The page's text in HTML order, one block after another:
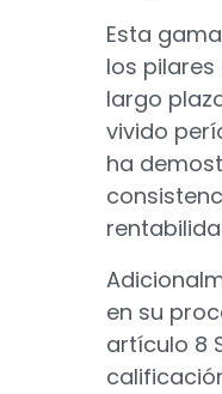
Esta
los
largo
vivido
ha
en su
artículo 8